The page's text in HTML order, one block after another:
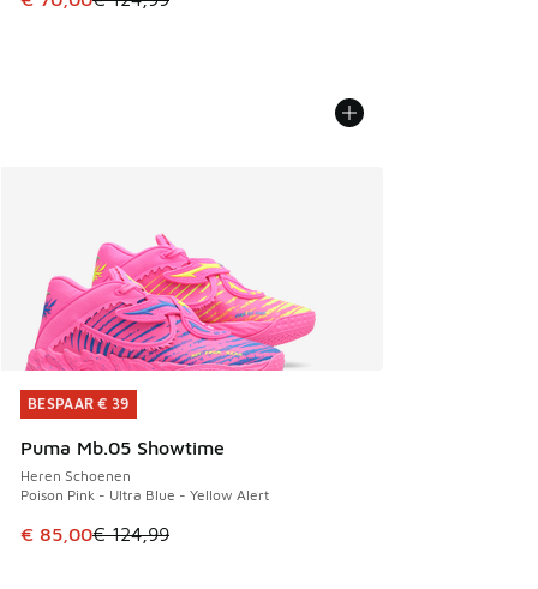
BESPAAR € 39
Puma Mb.05 Showtime
Heren Schoenen
Poison Pink - Ultra Blue - Yellow Alert
Dit artikel is in de uitverkoop. Dit artikel is in de
€ 85,00€ 124,99
BESPAAR € 39